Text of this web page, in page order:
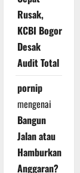
Rusak,
KCBI Bogor
Desak
Audit Total
pornip
mengenai
Bangun
Jalan atau
Hamburkan
Anggaran?